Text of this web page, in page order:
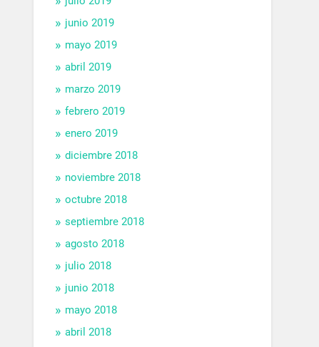
junio 2019
mayo 2019
abril 2019
marzo 2019
febrero 2019
enero 2019
diciembre 2018
noviembre 2018
octubre 2018
septiembre 2018
agosto 2018
julio 2018
junio 2018
mayo 2018
abril 2018